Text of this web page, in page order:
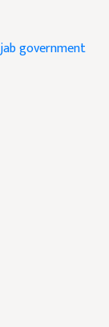
government